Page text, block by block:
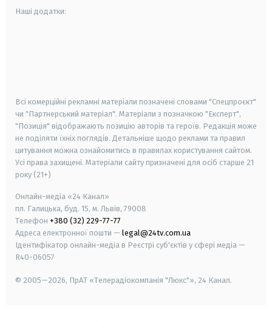
Наші додатки:
Всі комерційні рекламні матеріали позначені словами "Спецпроєкт"
чи "Партнерський матеріал". Матеріали з позначкою "Експерт",
"Позиція" відображають позицію авторів та героїв. Редакція може
не поділяти їхніх поглядів. Детальніше щодо реклами та правил
цитування можна ознайомитись в правилах користування сайтом.
Усі права захищені. Матеріали сайту призначені для осіб старше 21
року (21+)
Онлайн-медіа «24 Канал»
пл. Галицька, буд. 15, м. Львів, 79008
Телефон +380 (32) 229-77-77
Адреса електронної пошти — legal@24tv.com.ua
Ідентифікатор онлайн-медіа в Реєстрі суб'єктів у сфері медіа —
R40-06057
© 2005—2026, ПрАТ «Телерадіокомпанія "Люкс"», 24 Канал.